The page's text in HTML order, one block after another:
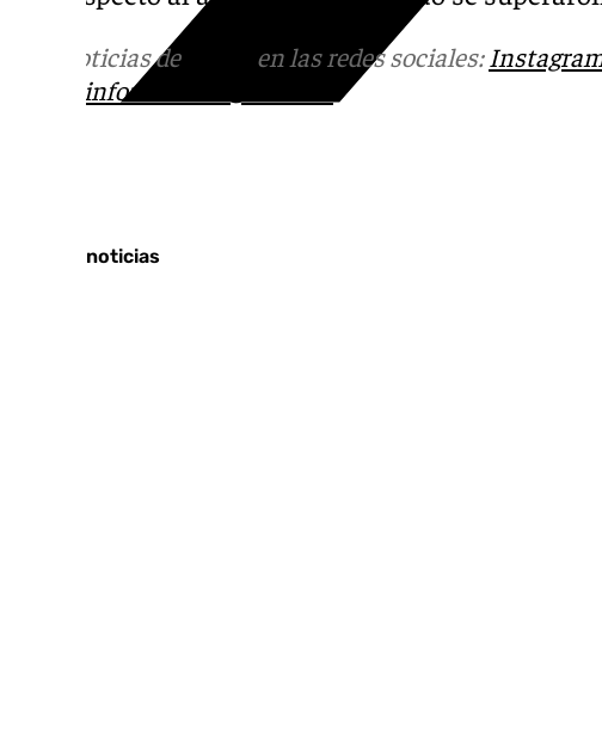
Más noticias de en las redes sociales:
informativos@101tv.es
Últimas noticias